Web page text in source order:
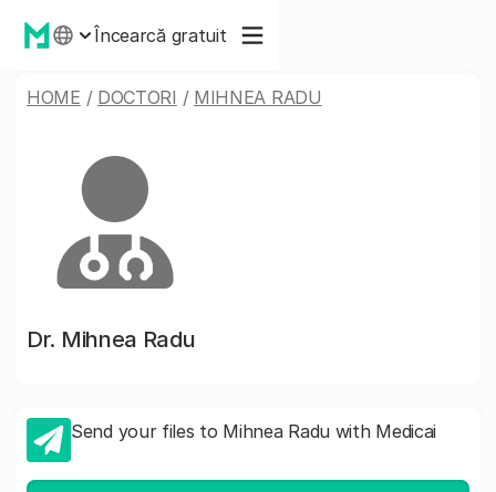
Încearcă gratuit
HOME / DOCTORI / MIHNEA RADU
Dr. Mihnea Radu
Send your files to Mihnea Radu with Medicai